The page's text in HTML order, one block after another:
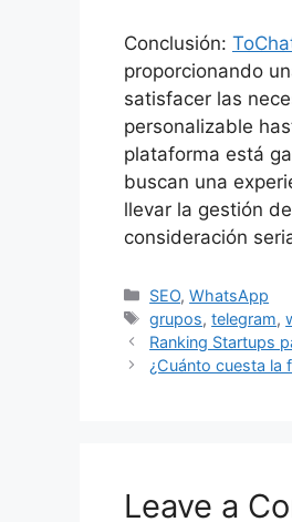
Conclusión:
proporcionando
satisfacer las
personalizable
plataforma está
buscan una
llevar la gestión
consideración
Categories
SEO,WhatsApp
Tags
grupos,telegram,
Ranking Startups
¿Cuánto cuesta la
Leave a